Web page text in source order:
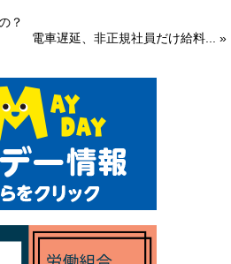
？
電車遅延、非正規社員だけ給料... »